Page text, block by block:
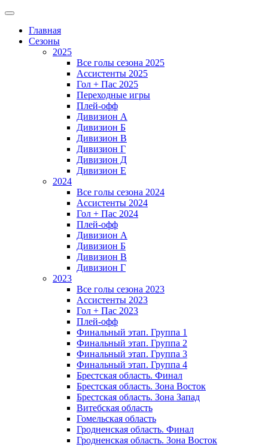
Главная
Сезоны
2025
Все голы сезона 2025
Ассистенты 2025
Гол + Пас 2025
Переходные игры
Плей-офф
Дивизион A
Дивизион Б
Дивизион В
Дивизион Г
Дивизион Д
Дивизион Е
2024
Все голы сезона 2024
Ассистенты 2024
Гол + Пас 2024
Плей-офф
Дивизион A
Дивизион Б
Дивизион В
Дивизион Г
2023
Все голы сезона 2023
Ассистенты 2023
Гол + Пас 2023
Плей-офф
Финальный этап. Группа 1
Финальный этап. Группа 2
Финальный этап. Группа 3
Финальный этап. Группа 4
Брестская область. Финал
Брестская область. Зона Восток
Брестская область. Зона Запад
Витебская область
Гомельская область
Гродненская область. Финал
Гродненская область. Зона Восток